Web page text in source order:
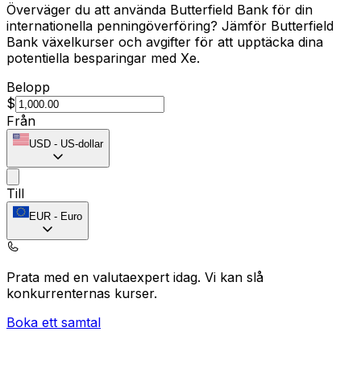
Överväger du att använda Butterfield Bank för din
internationella penningöverföring? Jämför Butterfield
Bank växelkurser och avgifter för att upptäcka dina
potentiella besparingar med Xe.
Belopp
$
Från
USD - US-dollar
Till
EUR - Euro
Prata med en valutaexpert idag. Vi kan slå
konkurrenternas kurser.
Boka ett samtal